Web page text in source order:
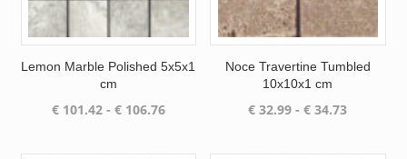
Lemon Marble Polished 5x5x1
cm
€101.42 - €106.76Prijsklasse:
Noce Travertine Tumbled
10x10x1 cm
€ 32.99 - € 34.73